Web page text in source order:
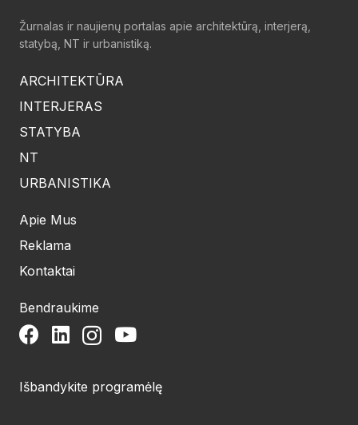
Žurnalas ir naujienų portalas apie architektūrą, interjerą,
statybą, NT ir urbanistiką.
ARCHITEKTŪRA
INTERJERAS
STATYBA
NT
URBANISTIKA
Apie Mus
Reklama
Kontaktai
Bendraukime
Išbandykite programėlę